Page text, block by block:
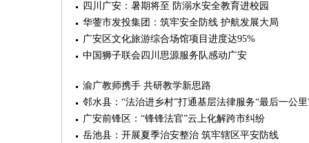
四川广安：暑期将至 防溺水安全教育进校园
华蓥市发投集团：筑牢安全防线 护航发展大局
广安区文化旅游综合场馆项目进度达95%
中国狮子联会四川思源服务队感动广安
渝广教师携手 共研教学新思路
邻水县：“法治进乡村”打通基层法律服务“最后一公里
广安前锋区：“锋锋法官”云上化解跨市纠纷
岳池县：开展夏季治安整治 筑牢辖区平安防线